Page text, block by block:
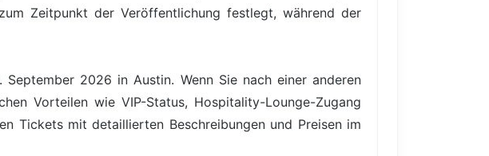
Zeitpunkt der Veröffentlichung festlegt, während der
2026 in Austin. Wenn Sie nach einer anderen
Vorteilen wie VIP-Status, Hospitality-Lounge-Zugang
Tickets mit detaillierten Beschreibungen und Preisen im